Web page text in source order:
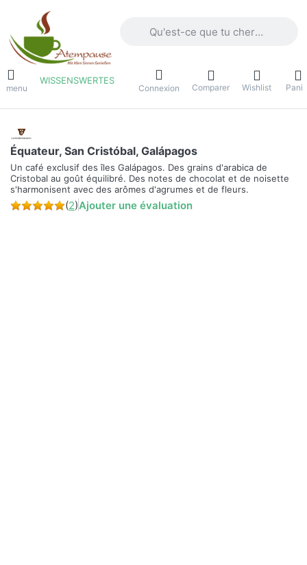
menu
WISSENSWERTES
Connexion Comparer Wishlist
Équateur, San Cristóbal, Galápagos
Un café exclusif des îles Galápagos. Des grains d'arabica de
Cristobal au goût équilibré. Des notes de chocolat et de noisette
s'harmonisent avec des arômes d'agrumes et de fleurs.
(2)Ajouter une évaluation